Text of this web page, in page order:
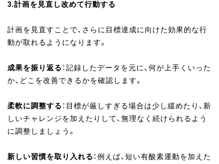
3.計画を見直し改めて行動する
計画を見直すことで、さらに目標達成に向けた効果的な行
動が取れるようになります。
成果を振り返る ：記録したデータを元に、何が上手くいった
か、どこを改善できるかを確認します。
柔軟に調整する ：目標が厳しすぎる場合は少し緩めたり、新
しいチャレンジを加えたりして、無理なく続けられるよう
に調整しましょう。
新しい習慣を取り入れる ：例えば、短い有酸素運動を加えた